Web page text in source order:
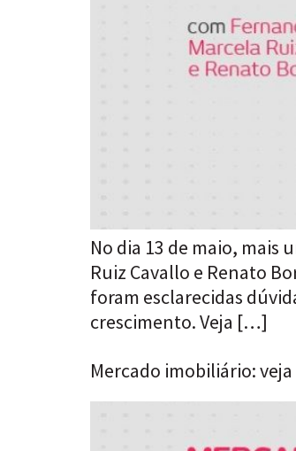
No dia 13 de maio,
Ruiz Cavallo e Renato
foram esclarecidas
crescimento. Veja […]
Mercado imobiliário: